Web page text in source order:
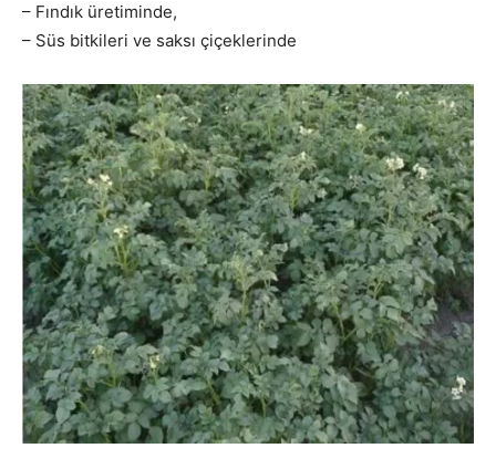
– Fındık üretiminde,
– Süs bitkileri ve saksı çiçeklerinde